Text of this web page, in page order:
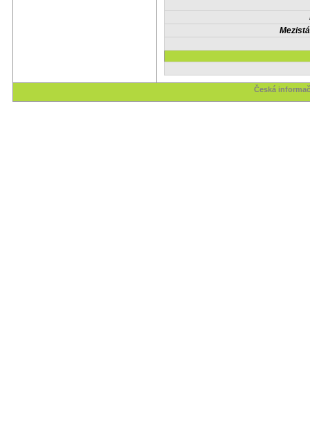
Česká